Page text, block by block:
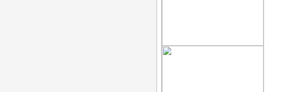
người làm báo không chuyên nên